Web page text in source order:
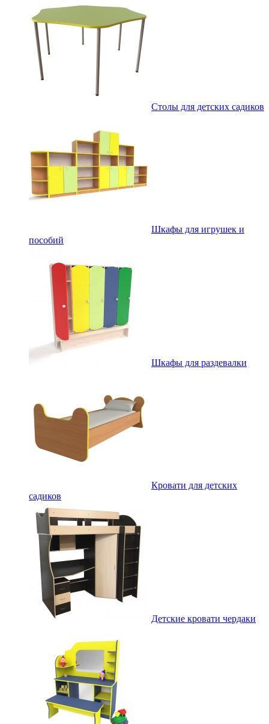
Столы для детских садиков
Шкафы для игрушек и
пособий
Шкафы для раздевалки
Кровати для детских
садиков
Детские кровати чердаки